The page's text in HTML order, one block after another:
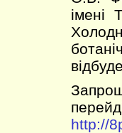
імені
http://